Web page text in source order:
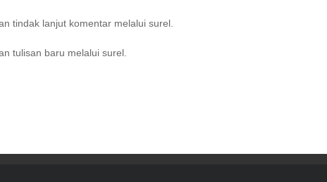
tindak lanjut komentar melalui surel.
tulisan baru melalui surel.